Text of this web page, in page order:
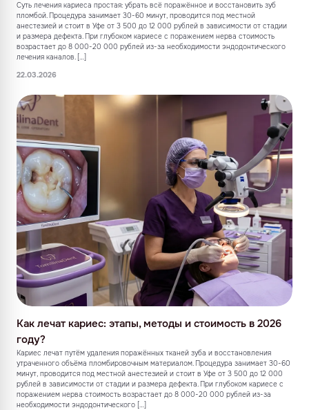
Суть лечения кариеса простая: убрать всё поражённое и восстановить зуб
пломбой. Процедура занимает 30-60 минут, проводится под местной
анестезией и стоит в Уфе от 3 500 до 12 000 рублей в зависимости от стадии
и размера дефекта. При глубоком кариесе с поражением нерва стоимость
возрастает до 8 000-20 000 рублей из-за необходимости эндодонтического
лечения каналов. […]
22.03.2026
Как лечат кариес: этапы, методы и стоимость в 2026
году?
Кариес лечат путём удаления поражённых тканей зуба и восстановления
утраченного объёма пломбировочным материалом. Процедура занимает 30-60
минут, проводится под местной анестезией и стоит в Уфе от 3 500 до 12 000
рублей в зависимости от стадии и размера дефекта. При глубоком кариесе с
поражением нерва стоимость возрастает до 8 000-20 000 рублей из-за
необходимости эндодонтического […]